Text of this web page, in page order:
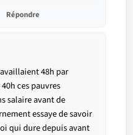
Répondre
48h par
ces pauvres
salaire avant de
essaye de savoir
qui dure depuis avant